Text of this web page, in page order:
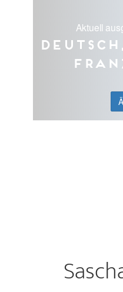
Aktuell